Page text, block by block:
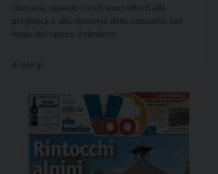
cineraria, quando i resti sono offerti alla
preghiera e alla memoria della comunità, nel
luogo del riposo, il cimitero.
di don gi